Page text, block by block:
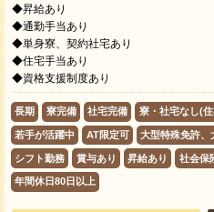
◆昇給あり
◆通勤手当あり
◆単身寮、契約社宅あり
◆住宅手当あり
◆資格支援制度あり
長期 寮完備 社宅完備 寮・社宅なし(
若手が活躍中 AT限定可 大型特殊免許、
シフト勤務 賞与あり 昇給あり 社会保
年間休日80日以上